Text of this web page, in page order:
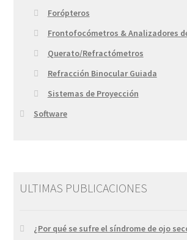
Forópteros
Frontofocómetros & Analizadores
Querato/Refractómetros
Refracción Binocular Guiada
Sistemas de Proyección
Software
ULTIMAS PUBLICACIONES
¿Por qué se sufre el síndrome de ojo